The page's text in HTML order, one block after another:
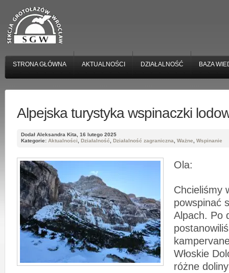
STRONA GŁÓWNA AKTUALNOŚCI DZIAŁALNOŚĆ BAZA
Alpejska turystyka wspinaczki
Dodał Aleksandra Kita, 16 lutego 2025
Kategorie: Aktualności, Działalność, Działalność zagraniczna, Ważne, Wspinanie
Ola:
Chcieliśmy
powspinać
Alpach. Po
Włoskie
różne